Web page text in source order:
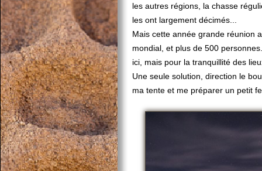
les autres régions, la chasse
les ont largement décimés...
Mais cette année grande réunion
mondial, et plus de 500
ici, mais pour la tranquillité des
Une seule solution, direction le
ma tente et me préparer un petit